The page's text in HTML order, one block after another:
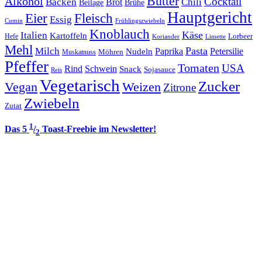
Backen Beilage Brot Brühe Chili
Cumin Eier Essig Fleisch Frühlingszwiebeln Hauptgericht
Hefe Italien Kartoffeln Knoblauch Koriander Käse Limette Lorbeer
Mehl Milch Muskatnuss Möhren Nudeln Paprika Pasta Petersilie
Pfeffer Reis Rind Schwein Snack Sojasauce Tomaten USA
VeganVegetarisch Weizen Zitrone Zucker
Zutat Zwiebeln
Das 5 1/2 Toast-Freebie im Newsletter!